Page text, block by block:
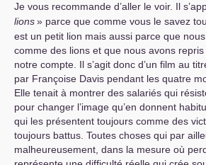
Je vous recommande d’aller le voir. Il
lions» parce que comme vous le savez
est un petit lion mais aussi parce que
comme des lions et que nous avons
notre compte. Il s’agit donc d’un film au
par Françoise Davis pendant les quatre
Elle tenait à montrer des salariés qui
pour changer l’image qu’en donnent
qui les présentent toujours comme des
toujours battus. Toutes choses qui par
malheureusement, dans la mesure où